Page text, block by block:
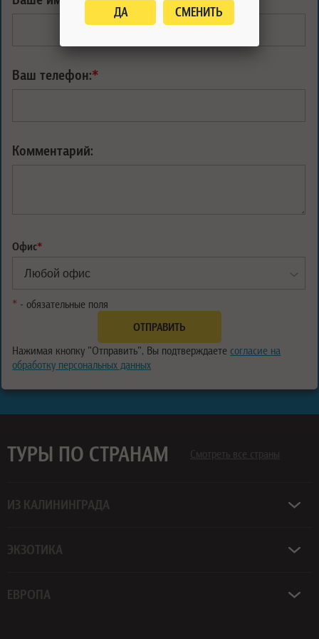
Ваш телефон:*
Комментарий:
Офис*
* - обязательные поля
Нажимая кнопку "Отправить", Вы подтверждаете согласие на
обработку персональных данных
ТУРЫ ПО СТРАНАМ Смотреть все страны
ИЗ КАЛИНИНГРАДА
ЭКЗОТИКА
ЕВРОПА
ДА СМЕНИТЬ